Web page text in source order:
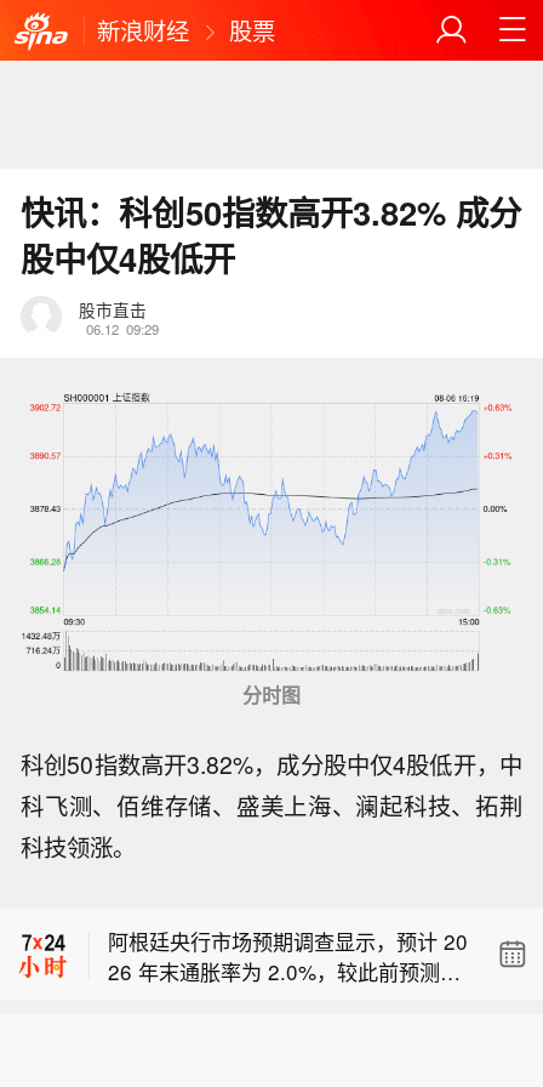
新浪财经 股票
快讯：科创50指数高开3.82% 成分
股中仅4股低开
股市直击
06.12 09:29
分时图
科创50指数高开3.82%，成分股中仅4股低开，中
科飞测、佰维存储、盛美上海、澜起科技、拓荆
科技领涨。
阿根廷央行市场预期调查显示，预计 20
26 年末通胀率为 2.0%，较此前预测下